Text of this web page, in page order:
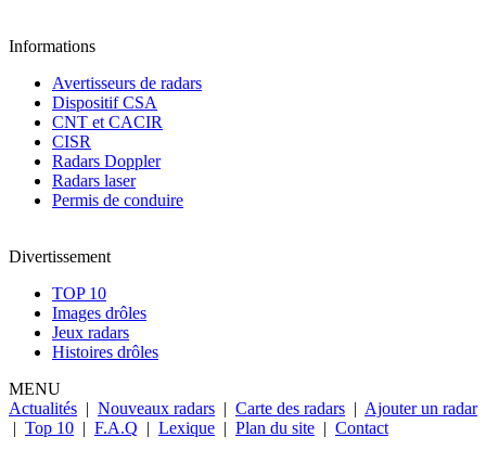
Informations
Avertisseurs de radars
Dispositif CSA
CNT et CACIR
CISR
Radars Doppler
Radars laser
Permis de conduire
Divertissement
TOP 10
Images drôles
Jeux radars
Histoires drôles
MENU
Actualités | Nouveaux radars | Carte des radars | Ajouter un radar
| Top 10 | F.A.Q | Lexique | Plan du site | Contact